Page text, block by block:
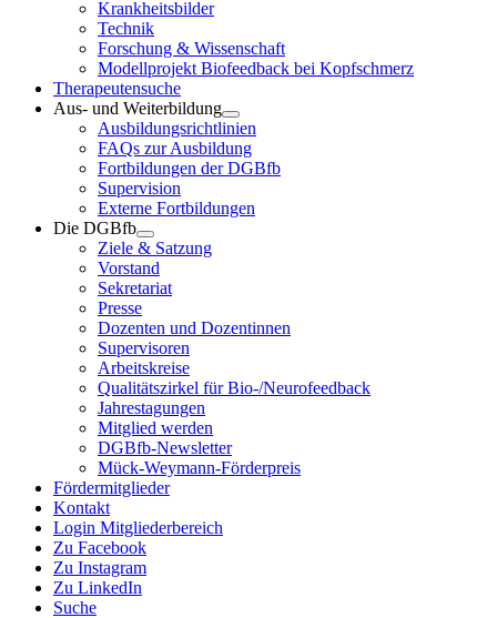
Krankheitsbilder
Technik
Forschung & Wissenschaft
Modellprojekt Biofeedback bei Kopfschmerz
Therapeutensuche
Aus- und Weiterbildung
Ausbildungsrichtlinien
FAQs zur Ausbildung
Fortbildungen der DGBfb
Supervision
Externe Fortbildungen
Die DGBfb
Ziele & Satzung
Vorstand
Sekretariat
Presse
Dozenten und Dozentinnen
Supervisoren
Arbeitskreise
Qualitätszirkel für Bio-/Neurofeedback
Jahrestagungen
Mitglied werden
DGBfb-Newsletter
Mück-Weymann-Förderpreis
Fördermitglieder
Kontakt
Login Mitgliederbereich
Zu Facebook
Zu Instagram
Zu LinkedIn
Suche